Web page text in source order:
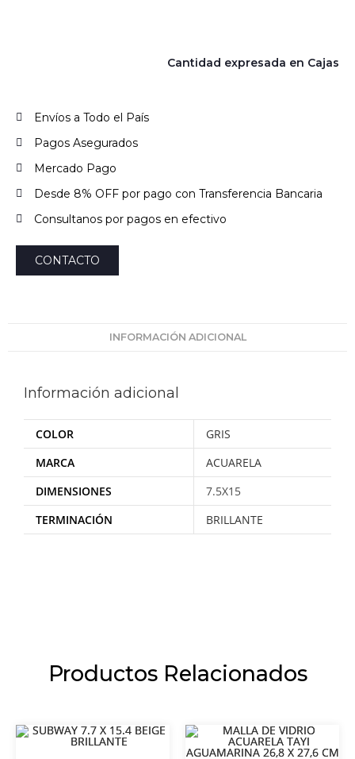
Cantidad expresada en Cajas
Envíos a Todo el País
Pagos Asegurados
Mercado Pago
Desde 8% OFF por pago con Transferencia Bancaria
Consultanos por pagos en efectivo
CONTACTO
INFORMACIÓN ADICIONAL
Información adicional
COLOR
GRIS
MARCA
ACUARELA
DIMENSIONES
7.5X15
TERMINACIÓN
BRILLANTE
Productos Relacionados